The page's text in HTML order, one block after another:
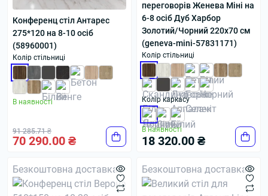
Конференц стіл Антарес
275*120 на 8-10 осіб
(58960001)
Колір стільниці
В наявності
91 285.71 ₴
70 290.00 ₴
переговорів Женева Міні на
6-8 осіб Дуб Харбор
Золотий/Чорний 220x70 см
(geneva-mini-57831171)
Колір стільниці
Колір каркасу
В наявності
18 320.00 ₴
Безкоштовна доставка Безкоштовна доставка